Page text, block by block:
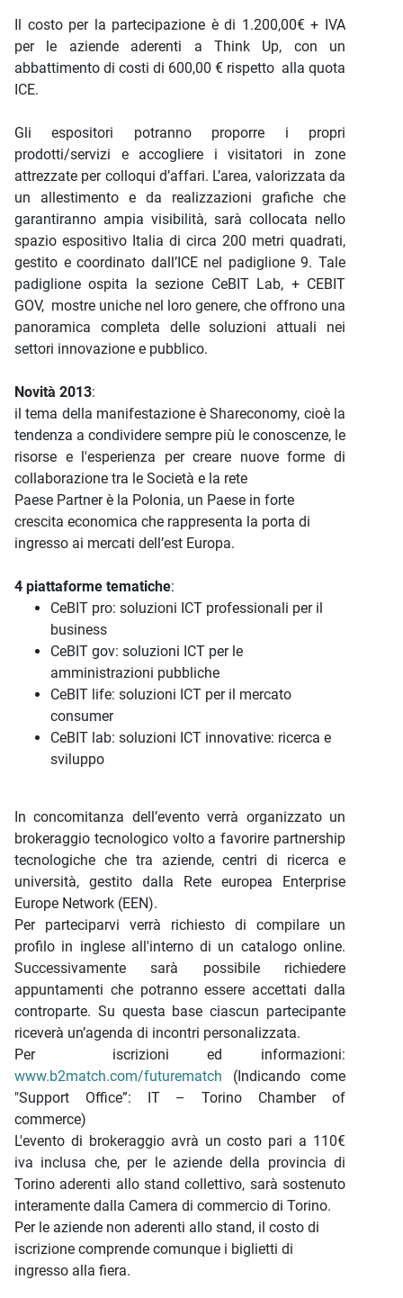
Il costo per la partecipazione è di 1.200,00€ + IVA
per le aziende aderenti a Think Up, con un
abbattimento di costi di 600,00 € rispetto alla quota
ICE.
Gli espositori potranno proporre i propri
prodotti/servizi e accogliere i visitatori in zone
attrezzate per colloqui d’affari. L’area, valorizzata da
un allestimento e da realizzazioni grafiche che
garantiranno ampia visibilità, sarà collocata nello
spazio espositivo Italia di circa 200 metri quadrati,
gestito e coordinato dall’ICE nel padiglione 9. Tale
padiglione ospita la sezione CeBIT Lab, + CEBIT
GOV, mostre uniche nel loro genere, che offrono una
panoramica completa delle soluzioni attuali nei
settori innovazione e pubblico.
Novità 2013:
il tema della manifestazione è Shareconomy, cioè la
tendenza a condividere sempre più le conoscenze, le
risorse e l'esperienza per creare nuove forme di
collaborazione tra le Società e la rete
Paese Partner è la Polonia, un Paese in forte
crescita economica che rappresenta la porta di
ingresso ai mercati dell’est Europa.
4 piattaforme tematiche:
CeBIT pro: soluzioni ICT professionali per il
business
CeBIT gov: soluzioni ICT per le
amministrazioni pubbliche
CeBIT life: soluzioni ICT per il mercato
consumer
CeBIT lab: soluzioni ICT innovative: ricerca e
sviluppo
In concomitanza dell’evento verrà organizzato un
brokeraggio tecnologico volto a favorire partnership
tecnologiche che tra aziende, centri di ricerca e
università, gestito dalla Rete europea Enterprise
Europe Network (EEN).
Per parteciparvi verrà richiesto di compilare un
profilo in inglese all'interno di un catalogo online.
Successivamente sarà possibile richiedere
appuntamenti che potranno essere accettati dalla
controparte. Su questa base ciascun partecipante
riceverà un’agenda di incontri personalizzata.
Per iscrizioni ed informazioni:
www.b2match.com/futurematch (Indicando come
"Support Office”: IT – Torino Chamber of
commerce)
L'evento di brokeraggio avrà un costo pari a 110€
iva inclusa che, per le aziende della provincia di
Torino aderenti allo stand collettivo, sarà sostenuto
interamente dalla Camera di commercio di Torino.
Per le aziende non aderenti allo stand, il costo di
iscrizione comprende comunque i biglietti di
ingresso alla fiera.